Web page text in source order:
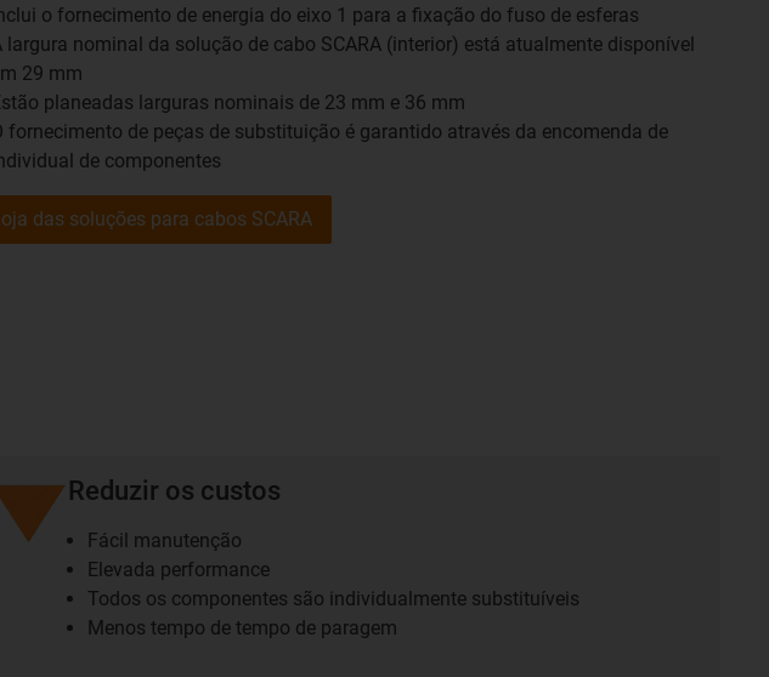
o fornecimento de energia do eixo 1 para a fixação do fuso de esferas
largura nominal da solução de cabo SCARA (interior) está atualmente disponível
29 mm
planeadas larguras nominais de 23 mm e 36 mm
fornecimento de peças de substituição é garantido através da encomenda de
de componentes
das soluções para cabos SCARA
Reduzir os custos
Fácil manutenção
Elevada performance
Todos os componentes são individualmente substituíveis
Menos tempo de tempo de paragem